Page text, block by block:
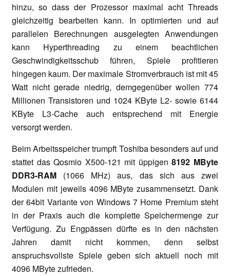
hinzu, so dass der Prozessor maximal acht Threads
gleichzeitig bearbeiten kann. In optimierten und auf
parallelen Berechnungen ausgelegten Anwendungen
kann Hyperthreading zu einem beachtlichen
Geschwindigkeitsschub führen, Spiele profitieren
hingegen kaum. Der maximale Stromverbrauch ist mit 45
Watt nicht gerade niedrig, demgegenüber wollen 774
Millionen Transistoren und 1024 KByte L2- sowie 6144
KByte L3-Cache auch entsprechend mit Energie
versorgt werden.
Beim Arbeitsspeicher trumpft Toshiba besonders auf und
stattet das Qosmio X500-121 mit üppigen8192 MByte
DDR3-RAM (1066 MHz) aus, das sich aus zwei
Modulen mit jeweils 4096 MByte zusammensetzt. Dank
der 64bit Variante von Windows 7 Home Premium steht
in der Praxis auch die komplette Speichermenge zur
Verfügung. Zu Engpässen dürfte es in den nächsten
Jahren damit nicht kommen, denn selbst
anspruchsvollste Spiele geben sich aktuell noch mit
4096 MByte zufrieden.